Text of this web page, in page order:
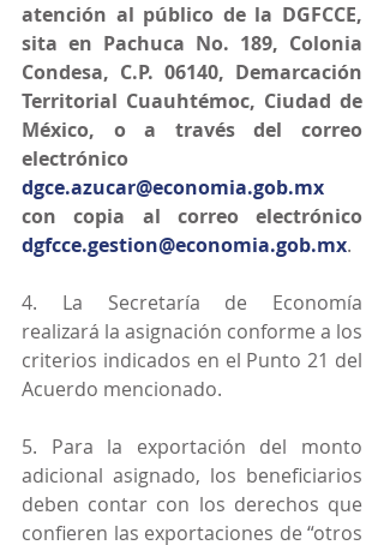
atención al público de la DGFCCE,
sita en Pachuca No. 189, Colonia
Condesa, C.P. 06140, Demarcación
Territorial Cuauhtémoc, Ciudad de
México, o a través del correo
dgce.azucar@economia.gob.mx
dgfcce.gestion@economia.gob.mx.
4. La Secretaría de Economía
realizará la asignación conforme a los
criterios indicados en el Punto 21 del
Acuerdo mencionado.
5. Para la exportación del monto
adicional asignado, los beneficiarios
deben contar con los derechos que
confieren las exportaciones de “otros